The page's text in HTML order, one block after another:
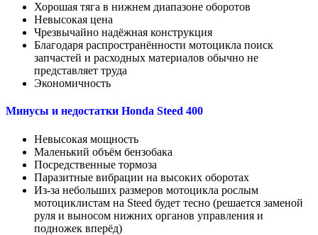
Хорошая тяга в нижнем диапазоне оборотов
Невысокая цена
Чрезвычайно надёжная конструкция
Благодаря распространённости мотоцикла поиск
запчастей и расходных материалов обычно не
представляет труда
Экономичность
Минусы и недостатки Honda Steed 400
Невысокая мощность
Маленький объём бензобака
Посредственные тормоза
Паразитные вибрации на высоких оборотах
Из-за небольших размеров мотоцикла рослым
мотоциклистам на Steed будет тесно (решается заменой
руля и выносом нижних органов управления и
подножек вперёд)